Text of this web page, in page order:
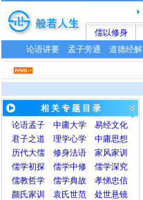
儒以修身
论语讲要
孟子旁通 道德经解
相 关 专 题 目 录
论语孟子 中庸大学
易经文化
君子之道
理学心学
中庸思想
历代大儒
修身法语
家风家训
儒学初探
儒学中修
儒学深究
儒教哲学
儒学典故
孝悌忠信
颜氏家训
袁氏世范
处世悬镜